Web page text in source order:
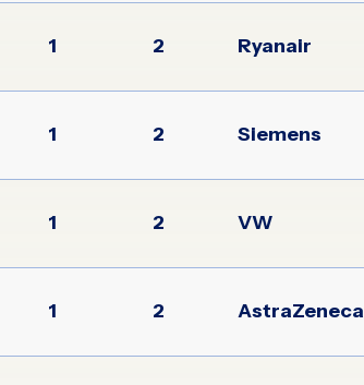
Ryanair
2
1
Siemens
2
1
VW
2
1
AstraZeneca
2
1